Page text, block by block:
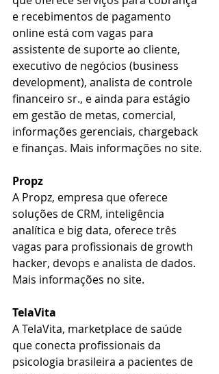
e recebimentos de pagamento
online está com vagas para
assistente de suporte ao cliente,
executivo de negócios (business
development), analista de controle
financeiro sr., e ainda para estágio
em gestão de metas, comercial,
informações gerenciais, chargeback
e finanças. Mais informações no site.
Propz
A Propz, empresa que oferece
soluções de CRM, inteligência
analítica e big data, oferece três
vagas para profissionais de growth
hacker, devops e analista de dados.
Mais informações no site.
TelaVita
A TelaVita, marketplace de saúde
que conecta profissionais da
psicologia brasileira a pacientes de